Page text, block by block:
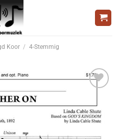
Koor / 4-Stemmig
toe aan
wenslijst